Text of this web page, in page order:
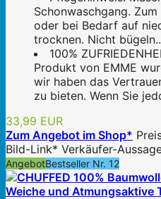
Schonwaschgang.
oder bei Bedarf auf
trocknen. Nicht
100%
Produkt von EMME
wir haben das
zu bieten. Wenn Sie
33,99 EUR
Zum Angebot im Shop*
Bild-Link* Verkäufer-
AngebotBestseller Nr. 12